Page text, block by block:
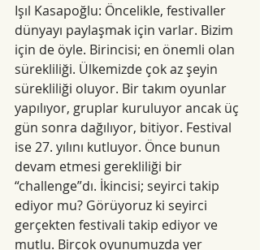
Işıl Kasapoğlu: Öncelikle, festivaller
dünyayı paylaşmak için varlar. Bizim
için de öyle. Birincisi; en önemli olan
sürekliliği. Ülkemizde çok az şeyin
sürekliliği oluyor. Bir takım oyunlar
yapılıyor, gruplar kuruluyor ancak üç
gün sonra dağılıyor, bitiyor. Festival
ise 27. yılını kutluyor. Önce bunun
devam etmesi gerekliliği bir
“challenge”dı. İkincisi; seyirci takip
ediyor mu? Görüyoruz ki seyirci
gerçekten festivali takip ediyor ve
mutlu. Birçok oyunumuzda yer